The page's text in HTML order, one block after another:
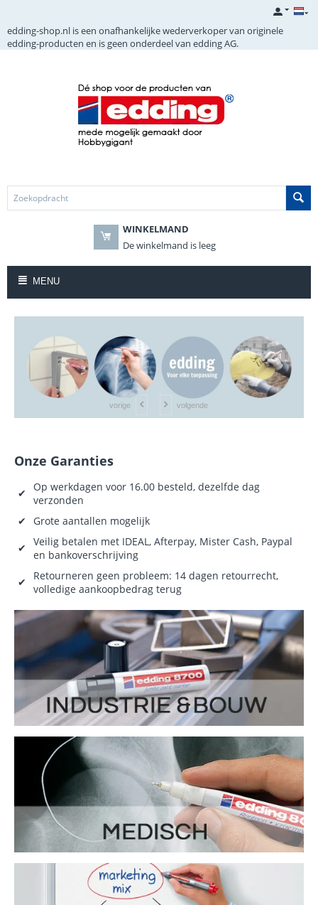
edding-shop.nl is een onafhankelijke wederverkoper van originele
edding-producten en is geen onderdeel van edding AG.
WINKELMAND
De winkelmand is leeg
MENU
vorige volgende
Onze Garanties
✔
Op werkdagen voor 16.00 besteld, dezelfde dag
verzonden
✔
Grote aantallen mogelijk
✔
Veilig betalen met IDEAL, Afterpay, Mister Cash, Paypal
en bankoverschrijving
✔
Retourneren geen probleem: 14 dagen retourrecht,
volledige aankoopbedrag terug